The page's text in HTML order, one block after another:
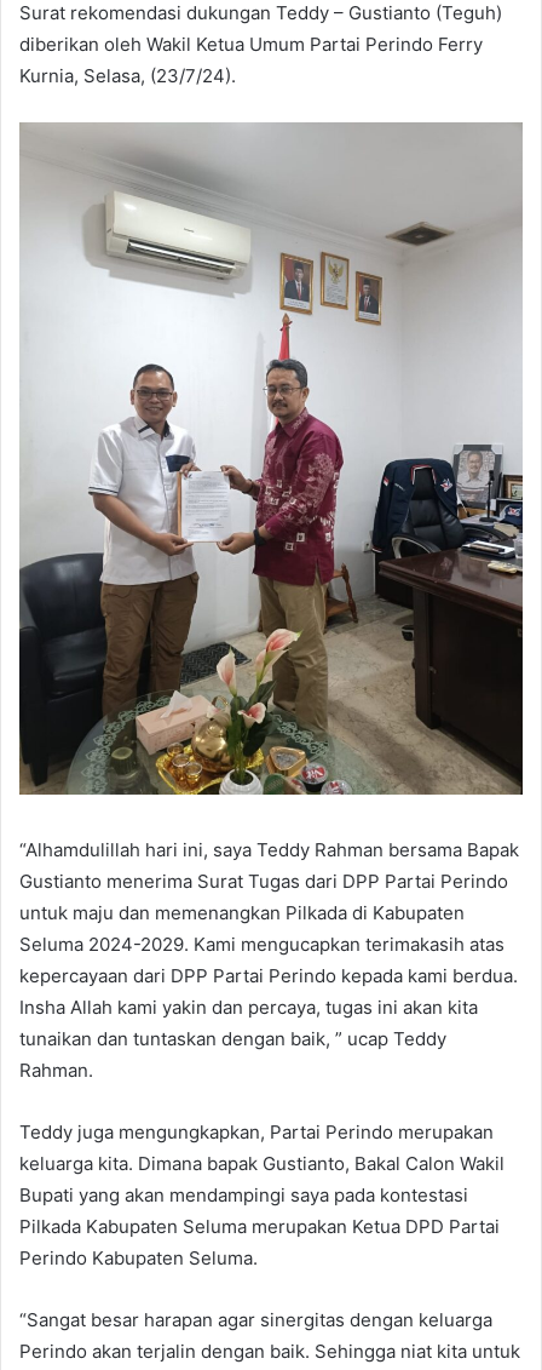
Surat rekomendasi dukungan Teddy – Gustianto (Teguh)
diberikan oleh Wakil Ketua Umum Partai Perindo Ferry
Kurnia, Selasa, (23/7/24).
“Alhamdulillah hari ini, saya Teddy Rahman bersama Bapak
Gustianto menerima Surat Tugas dari DPP Partai Perindo
untuk maju dan memenangkan Pilkada di Kabupaten
Seluma 2024-2029. Kami mengucapkan terimakasih atas
kepercayaan dari DPP Partai Perindo kepada kami berdua.
Insha Allah kami yakin dan percaya, tugas ini akan kita
tunaikan dan tuntaskan dengan baik, ” ucap Teddy
Rahman.
Teddy juga mengungkapkan, Partai Perindo merupakan
keluarga kita. Dimana bapak Gustianto, Bakal Calon Wakil
Bupati yang akan mendampingi saya pada kontestasi
Pilkada Kabupaten Seluma merupakan Ketua DPD Partai
Perindo Kabupaten Seluma.
“Sangat besar harapan agar sinergitas dengan keluarga
Perindo akan terjalin dengan baik. Sehingga niat kita untuk